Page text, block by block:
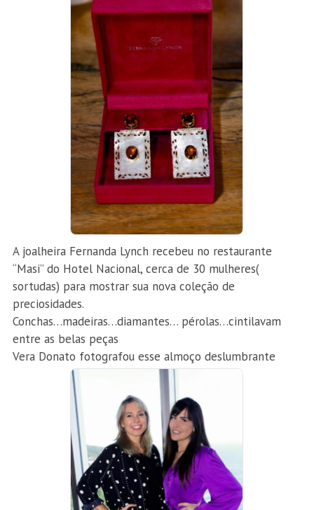
A joalheira Fernanda Lynch recebeu no restaurante
“Masi” do Hotel Nacional, cerca de 30 mulheres(
sortudas) para mostrar sua nova coleção de
preciosidades.
Conchas…madeiras…diamantes… pérolas…cintilavam
entre as belas peças
Vera Donato fotografou esse almoço deslumbrante